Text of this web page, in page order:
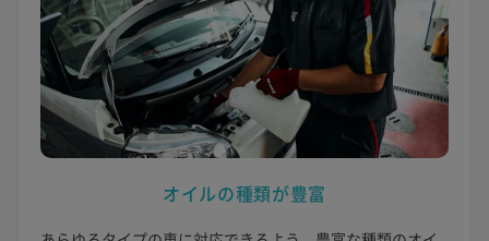
オイルの種類が豊富